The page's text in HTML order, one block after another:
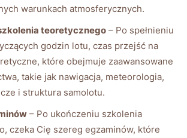
warunkach atmosferycznych.
teoretycznego – Po spełnieniu
godzin lotu, czas przejść na
które obejmuje zaawansowane
takie jak nawigacja, meteorologia,
i struktura samolotu.
– Po ukończeniu szkolenia
czeka Cię szereg egzaminów, które